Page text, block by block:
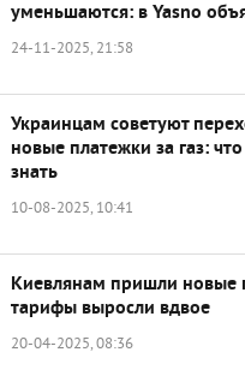
уменьшаются: в Yasno
24-11-2025, 21:58
Украинцам советуют
новые платежки за газ:
знать
10-08-2025, 10:41
Киевлянам пришли новые
тарифы выросли вдвое
20-04-2025, 08:36